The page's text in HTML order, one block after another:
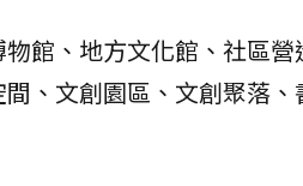
館、地方文化館、社區
、文創園區、文創聚落